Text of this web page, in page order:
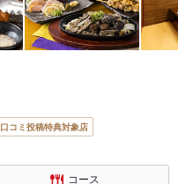
口コミ投稿特典対象店
コース